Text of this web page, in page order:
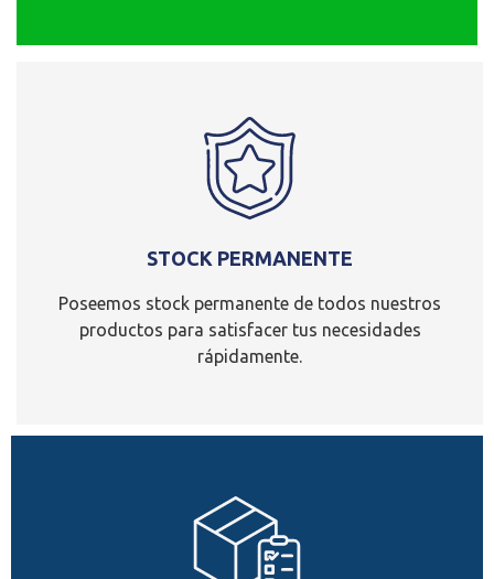
STOCK PERMANENTE
Poseemos stock permanente de todos nuestros
productos para satisfacer tus necesidades
rápidamente.